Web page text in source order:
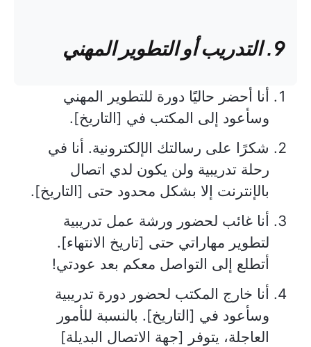
9. التدريب أو التطوير المهني
أنا أحضر حاليًا دورة للتطوير المهني
وسأعود إلى المكتب في [التاريخ].
شكرًا على رسالتك الإلكترونية. أنا في
رحلة تدريبية ولن يكون لدي اتصال
بالإنترنت إلا بشكل محدود حتى [التاريخ].
أنا غائب لحضور ورشة عمل تدريبية
لتطوير مهاراتي حتى [تاريخ الانتهاء].
أتطلع إلى التواصل معكم بعد عودتي!
أنا خارج المكتب لحضور دورة تدريبية
وسأعود في [التاريخ]. بالنسبة للأمور
العاجلة، يتوفر [جهة الاتصال البديلة]